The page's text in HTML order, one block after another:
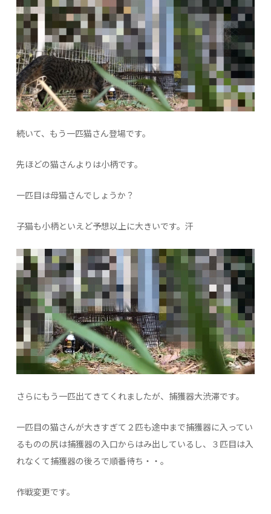
続いて、もう一匹猫さん登場です。
先ほどの猫さんよりは小柄です。
一匹目は母猫さんでしょうか？
子猫も小柄といえど予想以上に大きいです。汗
さらにもう一匹出てきてくれましたが、捕獲器大渋滞です。
一匹目の猫さんが大きすぎて２匹も途中まで捕獲器に入ってい
るものの尻は捕獲器の入口からはみ出しているし、３匹目は入
れなくて捕獲器の後ろで順番待ち・・。
作戦変更です。